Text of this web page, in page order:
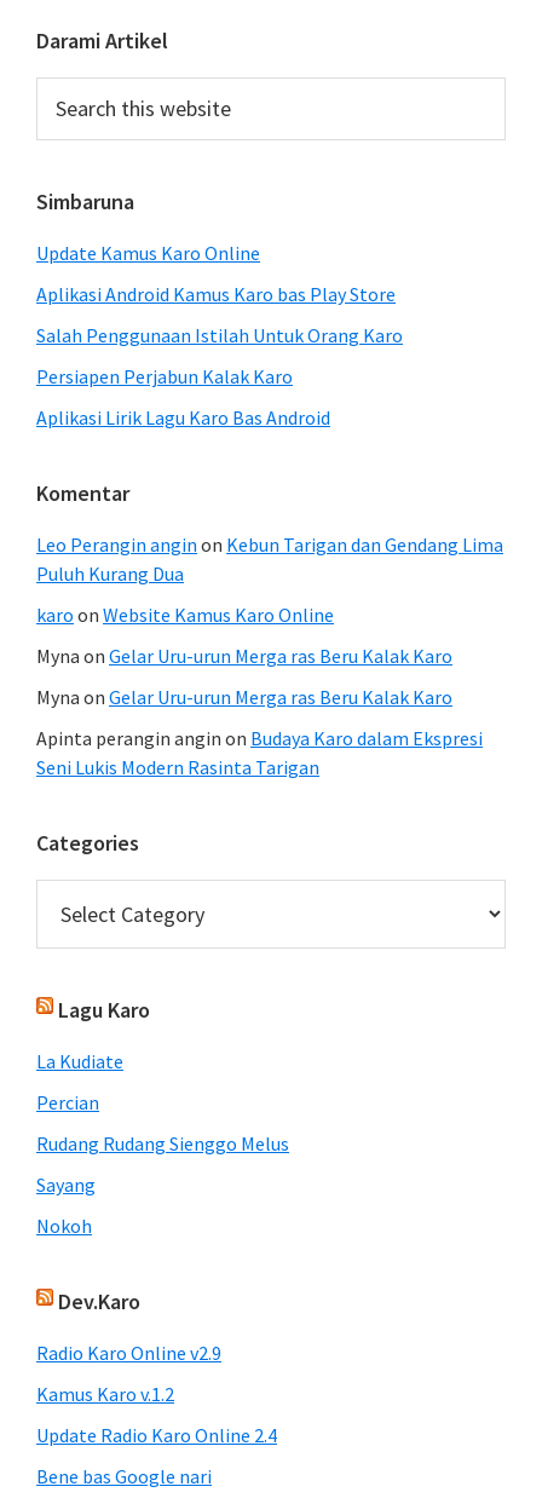
Primary
Sidebar
Darami Artikel
this
Simbaruna
Update Kamus Karo Online
Aplikasi Android Kamus Karo bas Play Store
Salah Penggunaan Istilah Untuk Orang Karo
Persiapen Perjabun Kalak Karo
Aplikasi Lirik Lagu Karo Bas Android
Komentar
Leo Perangin angin on Kebun Tarigan dan Gendang Lima
Puluh Kurang Dua
karo on Website Kamus Karo Online
Myna on Gelar Uru-urun Merga ras Beru Kalak Karo
Myna on Gelar Uru-urun Merga ras Beru Kalak Karo
Apinta perangin angin on Budaya Karo dalam Ekspresi
Seni Lukis Modern Rasinta Tarigan
Categories
Lagu Karo
La Kudiate
Percian
Rudang Rudang Sienggo Melus
Sayang
Nokoh
Dev.Karo
Radio Karo Online v2.9
Kamus Karo v.1.2
Update Radio Karo Online 2.4
Bene bas Google nari